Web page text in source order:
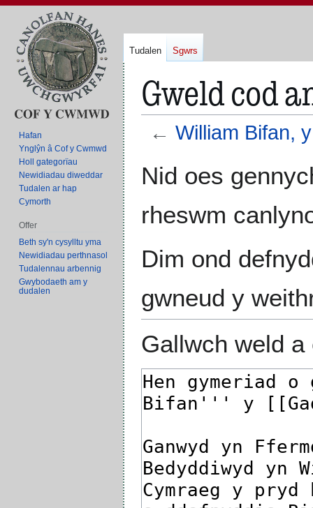
Gweld cod
← William Bifan,
llywio
chwilio
Nid oes
rheswm
Dim ond
gwneud y
Gallwch weld
Tudalen Sgwrs
Hafan
Ynglŷn â Cof y Cwmwd
Holl gategorïau
Newidiadau diweddar
Tudalen ar hap
Cymorth
Offer
Beth sy'n cysylltu yma
Newidiadau perthnasol
Tudalennau arbennig
Gwybodaeth am y
dudalen